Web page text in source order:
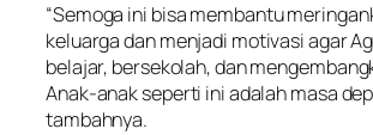
“Semoga ini bisa membantu
keluarga dan menjadi motivasi agar
belajar, bersekolah, dan
Anak-anak seperti ini adalah masa
tambahnya.